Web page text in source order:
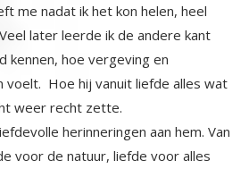
me nadat ik het kon helen, heel
later leerde ik de andere kant
kennen, hoe vergeving en
voelt. Hoe hij vanuit liefde alles wat
weer recht zette.
herinneringen aan hem. Van
voor de natuur, liefde voor alles